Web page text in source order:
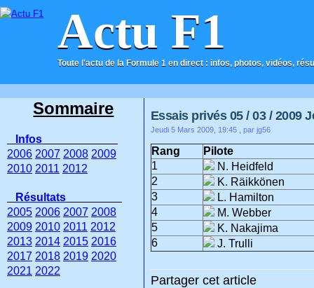
Actu F1
Toute l'actu de la Formule 1 en direct : infos, photos, vidéos,
ACCUEIL CONTACT
Essais privés 05 / 03 / 2009
Jeudi 5 Mars 2009, 19:45 , par jg56
Rang
Pilote
1
N. Heidfeld
2
K. Räikkönen
3
L. Hamilton
4
M. Webber
5
K. Nakajima
6
J. Trulli
Partager cet article
Sommaire
Infos
2006 2007 2008 2009
2010 2011 2012
Résultats
2005 2006 2007 2008
2009 2010 2011 2012
2013 2014 2015 2016
2017 2018 2019 2020
2021 2022